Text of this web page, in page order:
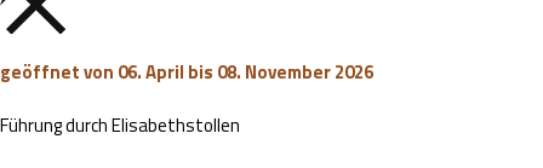
geöffnet von 06. April bis 08. November 2026
Führung durch Elisabethstollen